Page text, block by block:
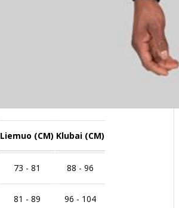
Liemuo (CM) Klubai (CM)
73 - 81 88 - 96
81 - 89 96 - 104